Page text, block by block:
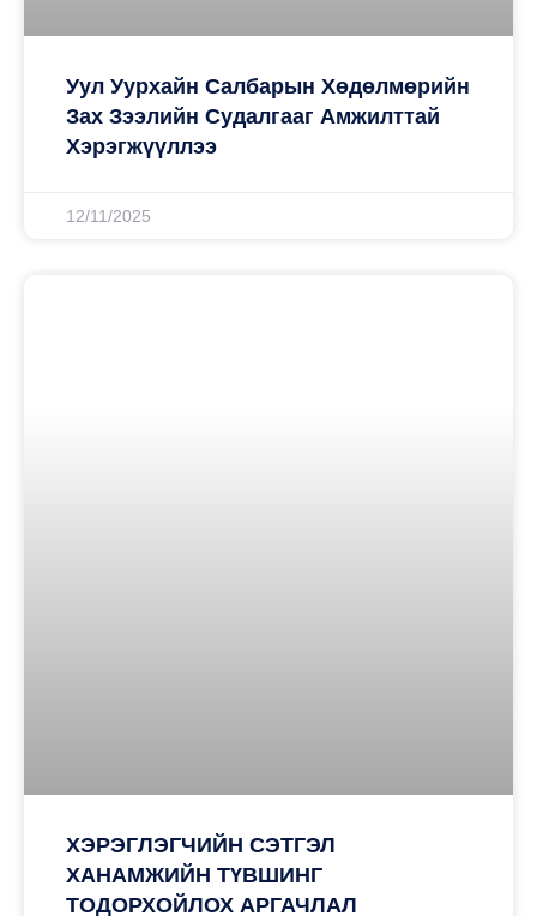
Уул Уурхайн Салбарын Хөдөлмөрийн
Зах Зээлийн Судалгааг Амжилттай
Хэрэгжүүллээ
12/11/2025
ХЭРЭГЛЭГЧИЙН СЭТГЭЛ
ХАНАМЖИЙН ТҮВШИНГ
ТОДОРХОЙЛОХ АРГАЧЛАЛ